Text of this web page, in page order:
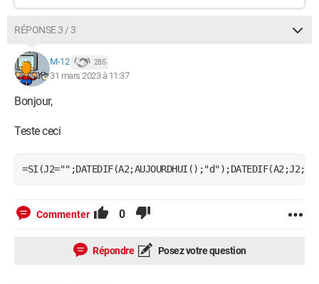
RÉPONSE 3 / 3
M-12 285
31 mars 2023 à 11:37
Bonjour,
Teste ceci
Commenter 0
Répondre Posez votre question